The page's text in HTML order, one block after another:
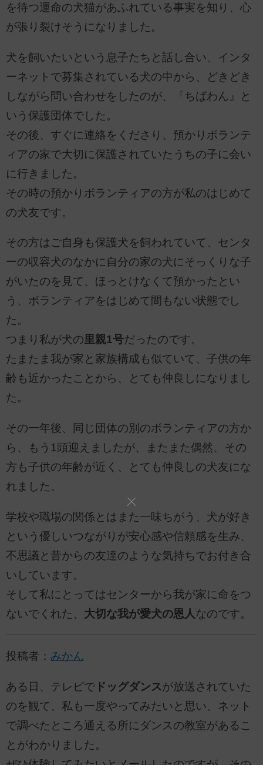
を待つ運命の犬猫があふれている事実を知り、心
が張り裂けそうになりました。
犬を飼いたいという息子たちと話し合い、インタ
ーネットで募集されている犬の中から、どきどき
しながら問い合わせをしたのが、『ちばわん』と
いう保護団体でした。
その後、すぐに連絡をくださり、預かりボランテ
ィアの家で大切に保護されていたうちの子に会い
に行きました。
その時の預かりボランティアの方が私のはじめて
の犬友です。
その方はご自身も保護犬を飼われていて、センタ
ーの収容犬のなかに自分の家の犬にそっくりな子
がいたのを見て、ほっとけなくて預かったとい
う、ボランティアをはじめて間もない状態でし
た。
つまり私が犬の里親1号だったのです。
たまたま我が家と家族構成も似ていて、子供の年
齢も近かったことから、とても仲良しになりまし
た。
その一年後、同じ団体の別のボランティアの方か
ら、もう1頭迎えましたが、またまた偶然、その
方も子供の年齢が近く、とても仲良しの犬友にな
れました。
学校や職場の関係とはまた一味ちがう、犬が好き
という優しいつながりが安心感や信頼感を生み、
不思議と昔からの友達のような気持ちでお付き合
いしています。
そして私にとってはセンターから我が家に命をつ
ないでくれた、 大切な我が愛犬の恩人なのです。
投稿者： みかん
ある日、テレビで ドッグダンスが放送されていた
のを観て、私も一度やってみたいと思い、ネット
で調べたところ通える所にダンスの教室があるこ
とがわかりました。